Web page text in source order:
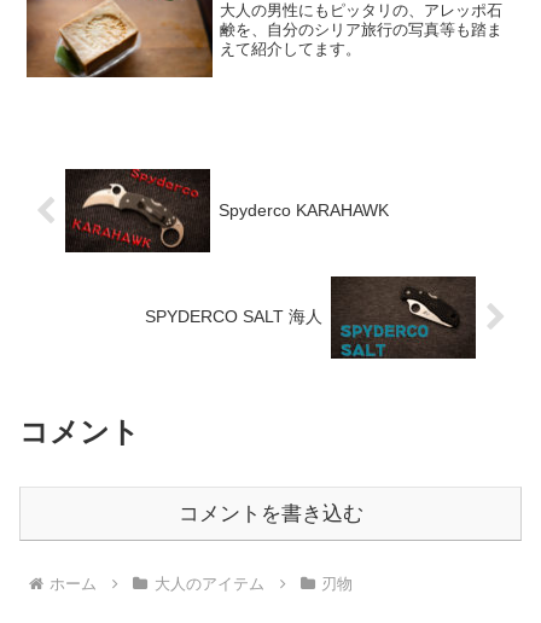
大人の男性にもピッタリの、アレッポ石
鹸を、自分のシリア旅行の写真等も踏ま
えて紹介してます。
Spyderco KARAHAWK
SPYDERCO SALT 海人
コメント
コメントを書き込む
ホーム 大人のアイテム 刃物